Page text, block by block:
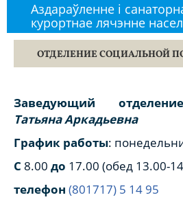
Аздараўленне і
курортнае лячэнне
ОТДЕЛЕНИЕ СОЦИАЛЬНОЙ
Заведующий
Татьяна Аркадьевна
График работы:
С 8.00 до 17.00 (обед 13.00-
телефон (801717) 5 14 95